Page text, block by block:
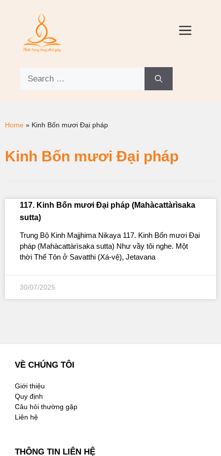
Home » Kinh Bốn mươi Đại pháp
Kinh Bốn mươi Đại pháp
117. Kinh Bốn mươi Đại pháp (Mahàcattàrìsaka
sutta)
Trung Bộ Kinh Majjhima Nikaya 117. Kinh Bốn mươi Đại
pháp (Mahàcattàrìsaka sutta) Như vầy tôi nghe. Một
thời Thế Tôn ở Savatthi (Xá-vệ), Jetavana
30/07/2025
VỀ CHÚNG TÔI
Giới thiệu
Quy định
Câu hỏi thường gặp
Liên hệ
THÔNG TIN LIÊN HỆ